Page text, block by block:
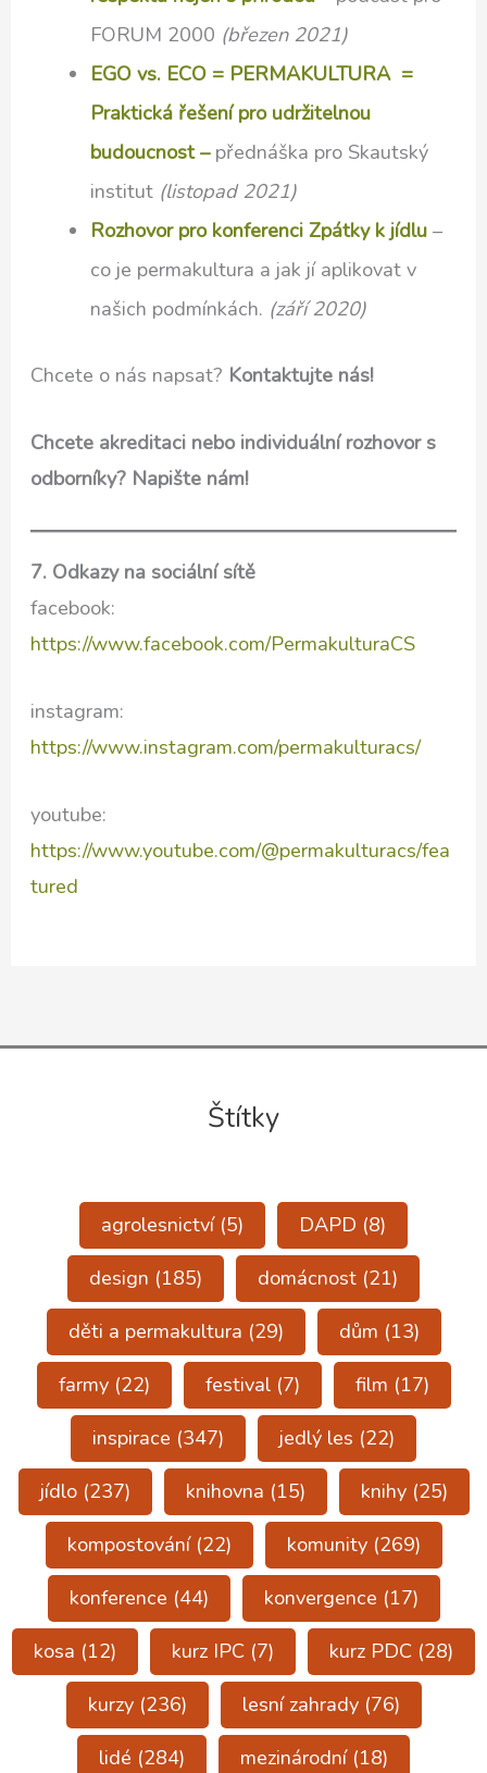
FORUM 2000 (březen 2021)
EGO vs. ECO = PERMAKULTURA =
Praktická řešení pro udržitelnou
budoucnost –přednáška pro Skautský
institut (listopad 2021)
Rozhovor pro konferenci Zpátky k jídlu –
co je permakultura a jak jí aplikovat v
našich podmínkách. (září 2020)
Chcete o nás napsat? Kontaktujte nás!
Chcete akreditaci nebo individuální rozhovor s
odborníky? Napište nám!
7. Odkazy na sociální sítě
facebook:
https://www.facebook.com/PermakulturaCS
instagram:
https://www.instagram.com/permakulturacs/
youtube:
https://www.youtube.com/@permakulturacs/fea
tured
Štítky
agrolesnictví(5) DAPD (8)
design (185) domácnost (21)
děti a permakultura (29) dům (13)
farmy(22) festival(7) film (17)
inspirace (347) jedlý les (22)
jídlo(237) knihovna (15) knihy(25)
kompostování(22) komunity(269)
konference (44) konvergence (17)
kosa (12) kurz IPC (7) kurz PDC (28)
kurzy(236) lesní zahrady(76)
lidé (284) mezinárodní(18)